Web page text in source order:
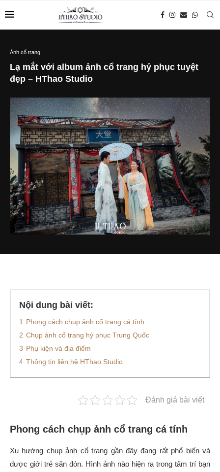
Ảnh cổ trang
Lạ mắt với album ảnh cổ trang hỷ phục tuyệt
đẹp – HThao Studio
Nội dung bài viết:
1
Phong cách chụp ảnh cổ trang cá tính
2 Chụp ảnh cổ trang hỷ phục Trung Quốc
3 Phụ kiện và địa điểm
4 Thông tin liên hệ HThao Studio
Đánh giá bài viết
Phong cách chụp ảnh cổ trang cá tính
Xu hướng chụp ảnh cổ trang gần đây đang rất phổ biến và
được giới trẻ săn đón. Hình ảnh nào hiện ra trong tâm trí bạn